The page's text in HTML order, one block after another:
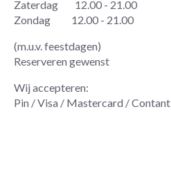
Zaterdag 12.00 - 21.00
Zondag 12.00 - 21.00
(m.u.v. feestdagen)
Reserveren gewenst
Wij accepteren:
Pin / Visa / Mastercard / Contant